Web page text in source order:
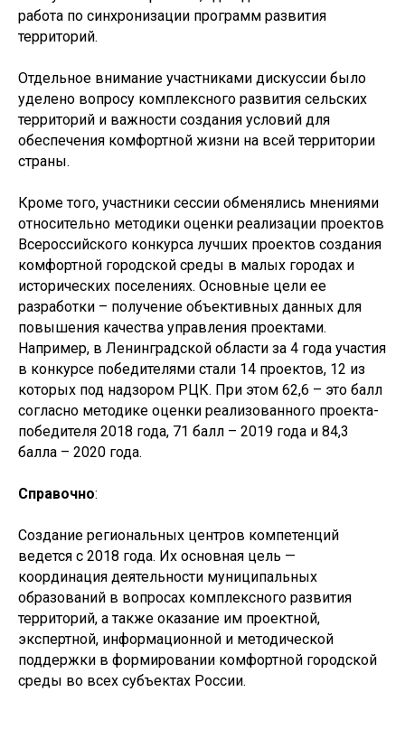
работа по синхронизации программ развития
территорий.
Отдельное внимание участниками дискуссии было
уделено вопросу комплексного развития сельских
территорий и важности создания условий для
обеспечения комфортной жизни на всей территории
страны.
Кроме того, участники сессии обменялись мнениями
относительно методики оценки реализации проектов
Всероссийского конкурса лучших проектов создания
комфортной городской среды в малых городах и
исторических поселениях. Основные цели ее
разработки – получение объективных данных для
повышения качества управления проектами.
Например, в Ленинградской области за 4 года участия
в конкурсе победителями стали 14 проектов, 12 из
которых под надзором РЦК. При этом 62,6 – это балл
согласно методике оценки реализованного проекта-
победителя 2018 года, 71 балл – 2019 года и 84,3
балла – 2020 года.
Справочно:
Создание региональных центров компетенций
ведется с 2018 года. Их основная цель —
координация деятельности муниципальных
образований в вопросах комплексного развития
территорий, а также оказание им проектной,
экспертной, информационной и методической
поддержки в формировании комфортной городской
среды во всех субъектах России.